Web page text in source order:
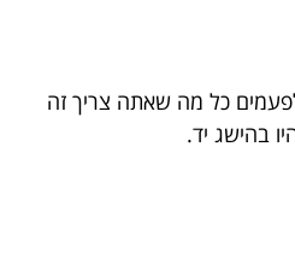
כל מה שאתה צריך זה
בהישג יד.